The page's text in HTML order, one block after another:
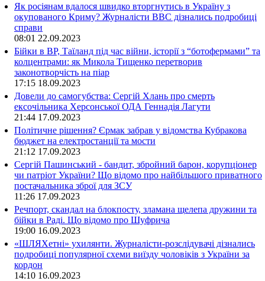
Як росіянам вдалося швидко вторгнутись в Україну з
окупованого Криму? Журналісти ВВС дізнались подробиці
справи
08:01 22.09.2023
Бійки в ВР, Таїланд під час війни, історії з “ботофермами” та
колцентрами: як Микола Тищенко перетворив
законотворчість на піар
17:15 18.09.2023
Довели до самогубства: Сергій Хлань про смерть
ексочільника Херсонської ОДА Геннадія Лагути
21:44 17.09.2023
Політичне рішення? Єрмак забрав у відомства Кубракова
бюджет на електростанції та мости
21:12 17.09.2023
Сергій Пашинський - бандит, збройний барон, корупціонер
чи патріот України? Що відомо про найбільшого приватного
постачальника зброї для ЗСУ
11:26 17.09.2023
Речпорт, скандал на блокпосту, зламана щелепа дружини та
бійки в Раді. Що відомо про Шуфрича
19:00 16.09.2023
«ШЛЯХетні» ухилянти. Журналісти-розслідувачі дізнались
подробиці популярної схеми виїзду чоловіків з України за
кордон
14:10 16.09.2023